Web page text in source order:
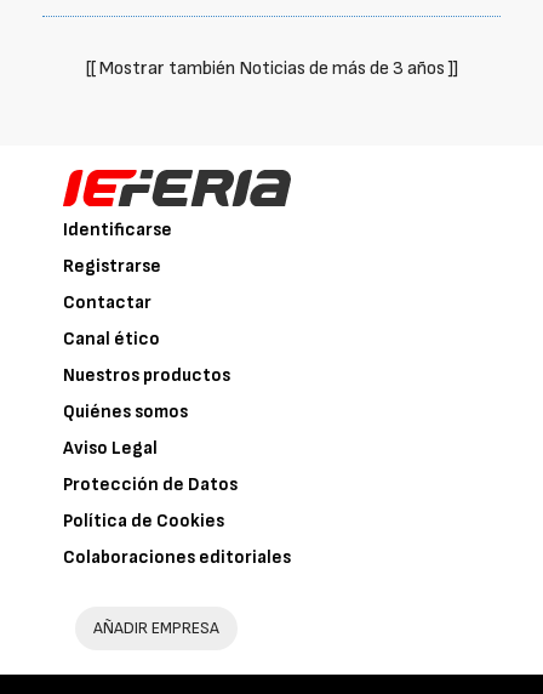
[[ Mostrar también Noticias de más de 3 años ]]
Identificarse
Registrarse
Contactar
Canal ético
Nuestros productos
Quiénes somos
Aviso Legal
Protección de Datos
Política de Cookies
Colaboraciones editoriales
AÑADIR EMPRESA